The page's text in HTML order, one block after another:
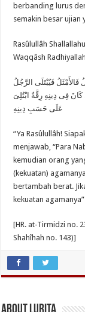
berbanding lurus
semakin besar ujian
Rasûlullâh
Waqqâsh
فَالأَمْثَلُ فَيُبْتَلَى الرَّجُلُ
فِى دِينِهِ رِقَّةٌ ابْتُلِىَ
عَلَى حَسَبِ دِينِهِ
“Ya Rasûlullâh!
menjawab, “Para
kemudian orang
(kekuatan)
bertambah berat.
kekuatan
[HR. at-Tirmidzi no.
Shahîhah no. 143)]